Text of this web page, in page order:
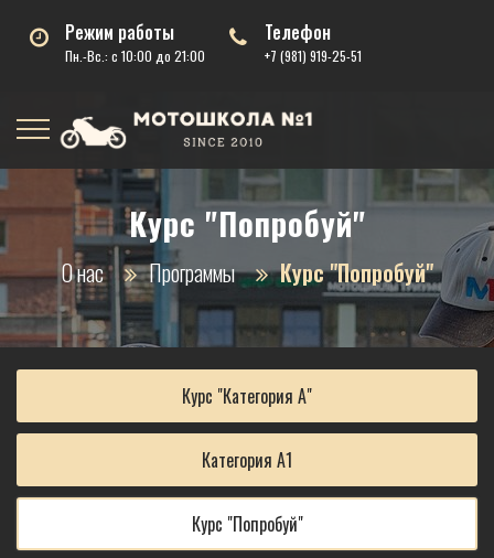
Режим работы
Пн.-Вс.: с 10:00 до 21:00
Телефон
+7 (981) 919-25-51
Курс "Попробуй"
О нас Программы Курс "Попробуй"
Курс "Категория А"
Категория А1
Курс "Попробуй"